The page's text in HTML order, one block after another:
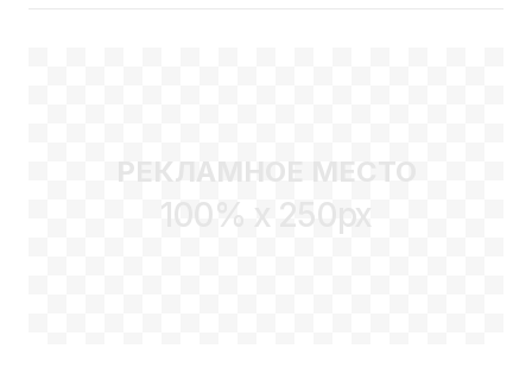
РЕКЛАМНОЕ МЕСТО
100% x 250px